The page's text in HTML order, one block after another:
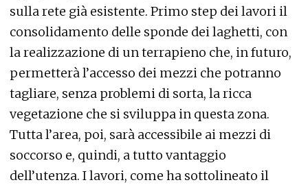
sulla rete già esistente. Primo step dei lavori il
consolidamento delle sponde dei laghetti, con
la realizzazione di un terrapieno che, in futuro,
permetterà l’accesso dei mezzi che potranno
tagliare, senza problemi di sorta, la ricca
vegetazione che si sviluppa in questa zona.
Tutta l’area, poi, sarà accessibile ai mezzi di
soccorso e, quindi, a tutto vantaggio
dell’utenza. I lavori, come ha sottolineato il